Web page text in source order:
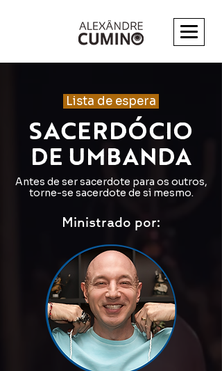
Lista de espera
SACERDÓCIO
DE UMBANDA
Antes de ser sacerdote para os outros,
torne-se sacerdote de si mesmo.
Ministrado por: